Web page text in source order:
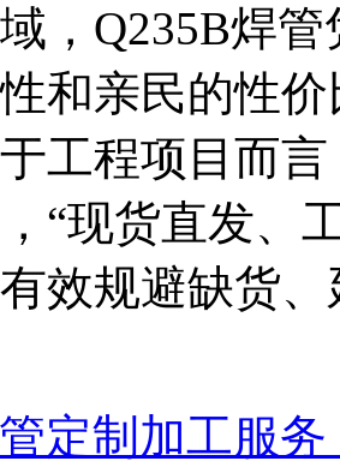
，Q235B焊
和亲民的性
工程项目而
“现货直发、
效规避缺货
定制加工服